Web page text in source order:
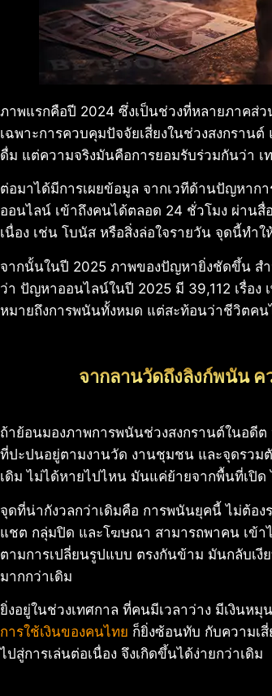
ภาพแรกคือปี 2024 ซึ่งเป็นช่วงที่หลายภาคส่ว
เฉพาะการควบคุมปัจจัยเสี่ยงในช่วงสงกราน
ดื่ม แต่ความจริงมันคือการยอมรับร่วมกันว่า เ
ต่อมาได้มีการเผยข้อมูล จากเวทีด้านปัญหาก
ออนไลน์ เข้าถึงคนได้ตลอด 24 ชั่วโมง ผ่าน
เนื่อง เช่น โบนัส หรือสิ่งล่อใจรายวัน จุดนี้ท
จากนั้นในปี 2025 ภาพของปัญหายิ่งชัดขึ้น ส
ว่า ปัญหาออนไลน์ในปี 2025 มี 39,112 เรื่อง
หมายถึงการพนันทั้งหมด แต่สะท้อนว่าชีวิตค
จากลานวัดถึงลิงก์พนัน
ถ้าย้อนมองภาพการพนันช่วงสงกรานต์ในอดี
ที่ปะปนอยู่ตามงานวัด งานชุมชน และจุดรวม
เดิม ไม่ได้หายไปไหน มันแค่ย้ายจากพื้นที่เปิ
จุดที่น่ากังวลกว่าเดิมคือ การพนันยุคนี้ ไม่ต้อง
แชต กลุ่มปิด และโฆษณา สามารถพาคน เข้า
ตามการเปลี่ยนรูปแบบ ตรงกันข้าม มันกลับเงี
มากกว่าเดิม
ยิ่งอยู่ในช่วงเทศกาล ที่คนมีเวลาว่าง มีเงินห
การใช้เงินของคนไทย ก็ยิ่งซ้อนทับ กับความเ
ไปสู่การเล่นต่อเนื่อง จึงเกิดขึ้นได้ง่ายกว่าเดิม